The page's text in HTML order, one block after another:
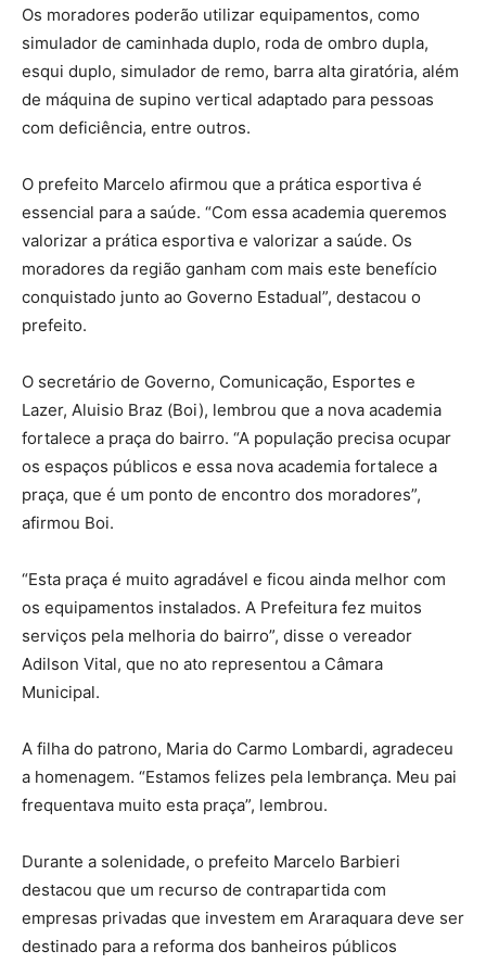
Os moradores poderão utilizar equipamentos, como
simulador de caminhada duplo, roda de ombro dupla,
esqui duplo, simulador de remo, barra alta giratória, além
de máquina de supino vertical adaptado para pessoas
com deficiência, entre outros.
O prefeito Marcelo afirmou que a prática esportiva é
essencial para a saúde. “Com essa academia queremos
valorizar a prática esportiva e valorizar a saúde. Os
moradores da região ganham com mais este benefício
conquistado junto ao Governo Estadual”, destacou o
prefeito.
O secretário de Governo, Comunicação, Esportes e
Lazer, Aluisio Braz (Boi), lembrou que a nova academia
fortalece a praça do bairro. “A população precisa ocupar
os espaços públicos e essa nova academia fortalece a
praça, que é um ponto de encontro dos moradores”,
afirmou Boi.
“Esta praça é muito agradável e ficou ainda melhor com
os equipamentos instalados. A Prefeitura fez muitos
serviços pela melhoria do bairro”, disse o vereador
Adilson Vital, que no ato representou a Câmara
Municipal.
A filha do patrono, Maria do Carmo Lombardi, agradeceu
a homenagem. “Estamos felizes pela lembrança. Meu pai
frequentava muito esta praça”, lembrou.
Durante a solenidade, o prefeito Marcelo Barbieri
destacou que um recurso de contrapartida com
empresas privadas que investem em Araraquara deve ser
destinado para a reforma dos banheiros públicos